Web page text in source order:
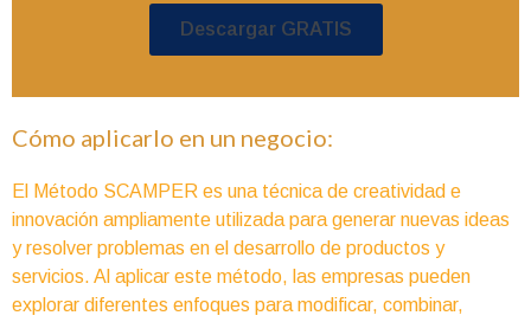
Descargar GRATIS
Cómo aplicarlo en un negocio:
El Método SCAMPER es una técnica de creatividad e
innovación ampliamente utilizada para generar nuevas ideas
y resolver problemas en el desarrollo de productos y
servicios. Al aplicar este método, las empresas pueden
explorar diferentes enfoques para modificar, combinar,